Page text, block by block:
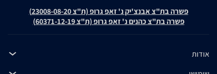
פשרה בת"צ אבנצ'יק נ' זאפ גרופ (ת"צ 23008-08-20)
פשרה בת"צ כהנים נ' זאפ גרופ (ת"צ 60371-12-19)
אודות